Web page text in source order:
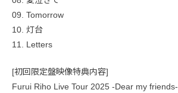
09. Tomorrow
10. 灯台
11. Letters
[初回限定盤映像特典内容]
Furui Riho Live Tour 2025 -Dear my friends-